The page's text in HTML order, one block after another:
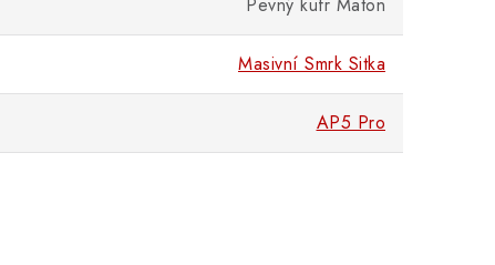
Masivní Smrk Sitka
AP5 Pro